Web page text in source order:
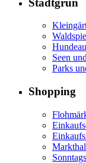
Seen
Parks
Shopping